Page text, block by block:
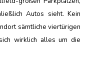
Autos sieht. Kein
sämtliche viertürigen
wirklich alles um die